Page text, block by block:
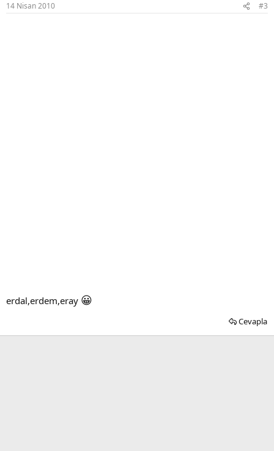
14 Nisan 2010 #3
erdal,erdem,eray 😀
Cevapla